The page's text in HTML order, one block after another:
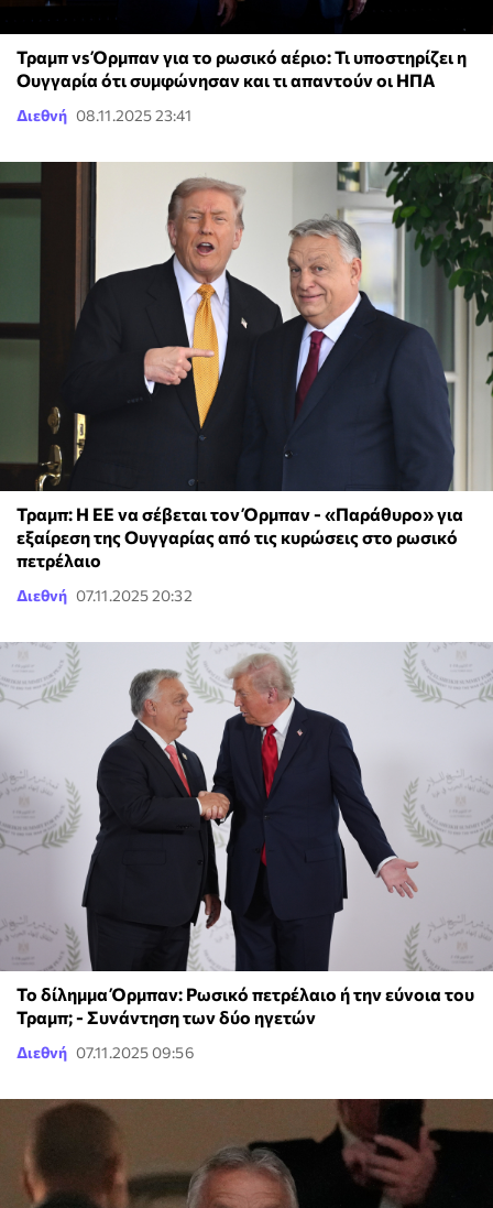
Τραμπ vs Όρμπαν για το ρωσικό αέριο: Τι υποστηρίζει η
Ουγγαρία ότι συμφώνησαν και τι απαντούν οι ΗΠΑ
Διεθνή 08.11.2025 23:41
Τραμπ: Η ΕΕ να σέβεται τον Όρμπαν - «Παράθυρο» για
εξαίρεση της Ουγγαρίας από τις κυρώσεις στο ρωσικό
πετρέλαιο
Διεθνή 07.11.2025 20:32
Το δίλημμα Όρμπαν: Ρωσικό πετρέλαιο ή την εύνοια του
Τραμπ; - Συνάντηση των δύο ηγετών
Διεθνή 07.11.2025 09:56